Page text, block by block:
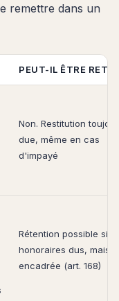
remettre dans un
PEUT-IL ÊTRE
Non. Restitution
due, même en cas
d'impayé
Rétention possible si
honoraires dus, mais
encadrée (art. 168)